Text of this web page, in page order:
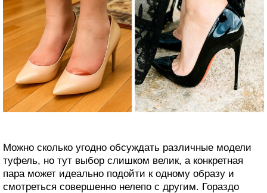
Можно сколько угодно обсуждать различные модели
туфель, но тут выбор слишком велик, а конкретная
пара может идеально подойти к одному образу и
смотреться совершенно нелепо с другим. Гораздо